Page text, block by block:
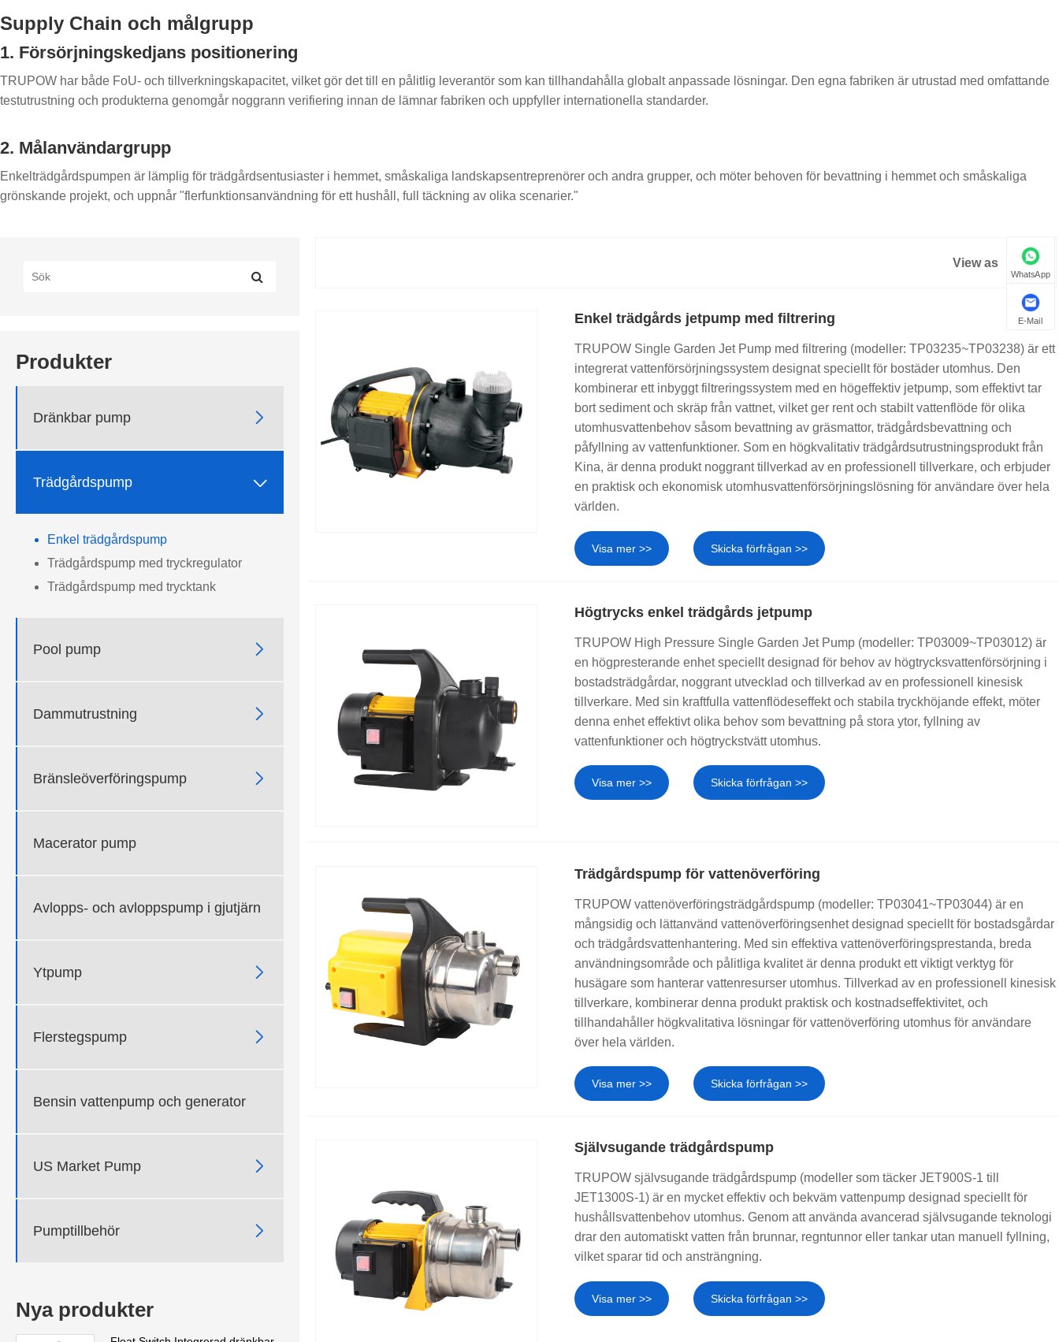
Supply Chain och målgrupp
1. Försörjningskedjans positionering
TRUPOW har både FoU- och tillverkningskapacitet, vilket gör det till en pålitlig leverantör som kan tillhandahålla globalt anpassade lösningar. Den egna fabriken är utrustad med omfattande
testutrustning och produkterna genomgår noggrann verifiering innan de lämnar fabriken och uppfyller internationella standarder.
2. Målanvändargrupp
Enkelträdgårdspumpen är lämplig för trädgårdsentusiaster i hemmet, småskaliga landskapsentreprenörer och andra grupper, och möter behoven för bevattning i hemmet och småskaliga
grönskande projekt, och uppnår "flerfunktionsanvändning för ett hushåll, full täckning av olika scenarier."
Produkter
Dränkbar pump 
Trädgårdspump 
Enkel trädgårdspump
Trädgårdspump med tryckregulator
Trädgårdspump med trycktank
Pool pump 
Dammutrustning 
Bränsleöverföringspump 
Macerator pump
Avlopps- och avloppspump i gjutjärn
Ytpump 
Flerstegspump 
Bensin vattenpump och generator
US Market Pump 
Pumptillbehör 
Nya produkter
View as
Enkel trädgårds jetpump med filtrering
TRUPOW Single Garden Jet Pump med filtrering (modeller: TP03235~TP03238) är ett
integrerat vattenförsörjningssystem designat speciellt för bostäder utomhus. Den
kombinerar ett inbyggt filtreringssystem med en högeffektiv jetpump, som effektivt tar
bort sediment och skräp från vattnet, vilket ger rent och stabilt vattenflöde för olika
utomhusvattenbehov såsom bevattning av gräsmattor, trädgårdsbevattning och
påfyllning av vattenfunktioner. Som en högkvalitativ trädgårdsutrustningsprodukt från
Kina, är denna produkt noggrant tillverkad av en professionell tillverkare, och erbjuder
en praktisk och ekonomisk utomhusvattenförsörjningslösning för användare över hela
världen.
Visa mer >> Skicka förfrågan >>
Högtrycks enkel trädgårds jetpump
TRUPOW High Pressure Single Garden Jet Pump (modeller: TP03009~TP03012) är
en högpresterande enhet speciellt designad för behov av högtrycksvattenförsörjning i
bostadsträdgårdar, noggrant utvecklad och tillverkad av en professionell kinesisk
tillverkare. Med sin kraftfulla vattenflödeseffekt och stabila tryckhöjande effekt, möter
denna enhet effektivt olika behov som bevattning på stora ytor, fyllning av
vattenfunktioner och högtryckstvätt utomhus.
Visa mer >> Skicka förfrågan >>
Trädgårdspump för vattenöverföring
TRUPOW vattenöverföringsträdgårdspump (modeller: TP03041~TP03044) är en
mångsidig och lättanvänd vattenöverföringsenhet designad speciellt för bostadsgårdar
och trädgårdsvattenhantering. Med sin effektiva vattenöverföringsprestanda, breda
användningsområde och pålitliga kvalitet är denna produkt ett viktigt verktyg för
husägare som hanterar vattenresurser utomhus. Tillverkad av en professionell kinesisk
tillverkare, kombinerar denna produkt praktisk och kostnadseffektivitet, och
tillhandahåller högkvalitativa lösningar för vattenöverföring utomhus för användare
över hela världen.
Visa mer >> Skicka förfrågan >>
Självsugande trädgårdspump
TRUPOW självsugande trädgårdspump (modeller som täcker JET900S-1 till
JET1300S-1) är en mycket effektiv och bekväm vattenpump designad speciellt för
hushållsvattenbehov utomhus. Genom att använda avancerad självsugande teknologi
drar den automatiskt vatten från brunnar, regntunnor eller tankar utan manuell fyllning,
vilket sparar tid och ansträngning.
Visa mer >> Skicka förfrågan >>
WhatsApp
E-Mail